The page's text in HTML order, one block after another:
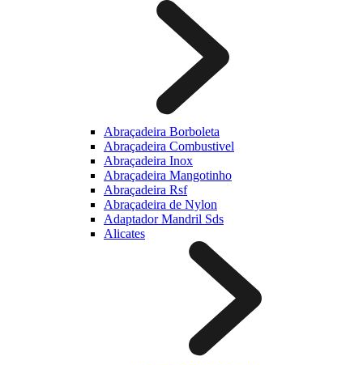
Abraçadeira Borboleta
Abraçadeira Combustivel
Abraçadeira Inox
Abraçadeira Mangotinho
Abraçadeira Rsf
Abraçadeira de Nylon
Adaptador Mandril Sds
Alicates